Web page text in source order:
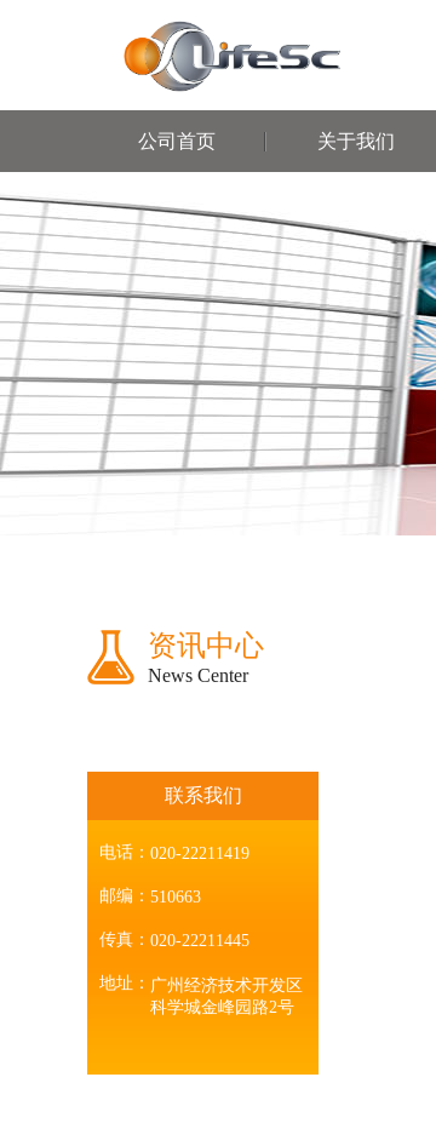
公司首页 关于我们
资讯中心
News Center
联系我们
电话： 020-22211419
邮编： 510663
传真： 020-22211445
地址： 广州经济技术开发区
科学城金峰园路2号